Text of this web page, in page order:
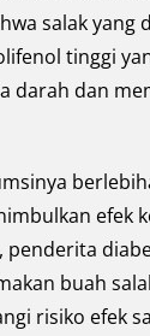
salak yang
tinggi
darah dan
efek
penderita
buah
risiko efek